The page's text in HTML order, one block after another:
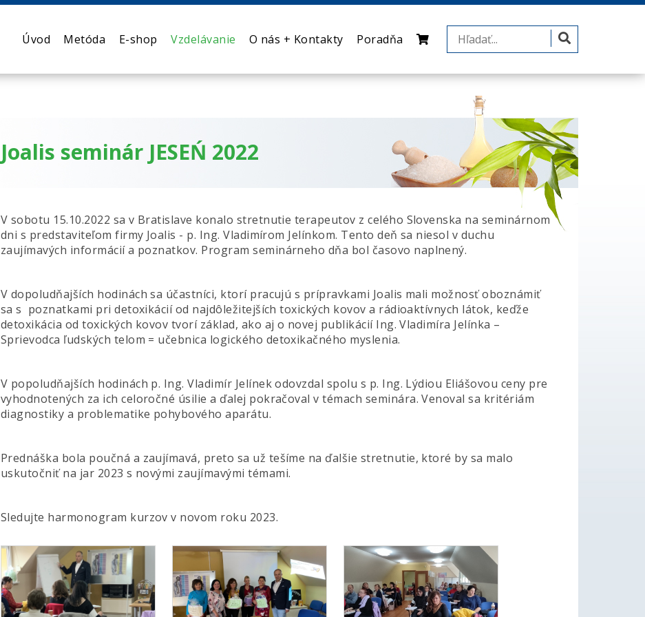
Úvod Metóda E-shop Vzdelávanie O nás + Kontakty Poradňa
Joalis seminár JESEŃ 2022
V sobotu 15.10.2022 sa v Bratislave konalo stretnutie terapeutov z celého Slovenska na seminárnom
dni s predstaviteľom firmy Joalis - p. Ing. Vladimírom Jelínkom. Tento deň sa niesol v duchu
zaujímavých informácií a poznatkov. Program seminárneho dňa bol časovo naplnený.
V dopoludňajších hodinách sa účastníci, ktorí pracujú s prípravkami Joalis mali možnosť oboznámiť
sa s poznatkami pri detoxikácií od najdôležitejších toxických kovov a rádioaktívnych látok, keďže
detoxikácia od toxických kovov tvorí základ, ako aj o novej publikácií Ing. Vladimíra Jelínka –
Sprievodca ľudských telom = učebnica logického detoxikačného myslenia.
V popoludňajších hodinách p. Ing. Vladimír Jelínek odovzdal spolu s p. Ing. Lýdiou Eliášovou ceny pre
vyhodnotených za ich celoročné úsilie a ďalej pokračoval v témach seminára. Venoval sa kritériám
diagnostiky a problematike pohybového aparátu.
Prednáška bola poučná a zaujímavá, preto sa už tešíme na ďalšie stretnutie, ktoré by sa malo
uskutočniť na jar 2023 s novými zaujímavými témami.
Sledujte harmonogram kurzov v novom roku 2023.